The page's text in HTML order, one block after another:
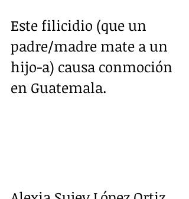
Este filicidio (que un
padre/madre mate a un
hijo-a) causa conmoción
en Guatemala.